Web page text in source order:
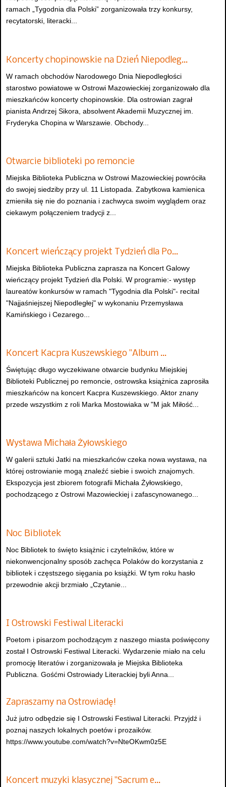
ramach „Tygodnia dla Polski” zorganizowała trzy konkursy,
recytatorski, literacki...
Koncerty chopinowskie na Dzień Niepodleg…
W ramach obchodów Narodowego Dnia Niepodległości
starostwo powiatowe w Ostrowi Mazowieckiej zorganizowało dla
mieszkańców koncerty chopinowskie. Dla ostrowian zagrał
pianista Andrzej Sikora, absolwent Akademii Muzycznej im.
Fryderyka Chopina w Warszawie. Obchody...
Otwarcie biblioteki po remoncie
Miejska Biblioteka Publiczna w Ostrowi Mazowieckiej powróciła
do swojej siedziby przy ul. 11 Listopada. Zabytkowa kamienica
zmieniła się nie do poznania i zachwyca swoim wyglądem oraz
ciekawym połączeniem tradycji z...
Koncert wieńczący projekt Tydzień dla Po…
Miejska Biblioteka Publiczna zaprasza na Koncert Galowy
wieńczący projekt Tydzień dla Polski. W programie:- występ
laureatów konkursów w ramach "Tygodnia dla Polski"- recital
"Najjaśniejszej Niepodległej" w wykonaniu Przemysława
Kamińskiego i Cezarego...
Koncert Kacpra Kuszewskiego "Album …
Świętując długo wyczekiwane otwarcie budynku Miejskiej
Biblioteki Publicznej po remoncie, ostrowska książnica zaprosiła
mieszkańców na koncert Kacpra Kuszewskiego. Aktor znany
przede wszystkim z roli Marka Mostowiaka w "M jak Miłość...
Wystawa Michała Żyłowskiego
W galerii sztuki Jatki na mieszkańców czeka nowa wystawa, na
której ostrowianie mogą znaleźć siebie i swoich znajomych.
Ekspozycja jest zbiorem fotografii Michała Żyłowskiego,
pochodzącego z Ostrowi Mazowieckiej i zafascynowanego...
Noc Bibliotek
Noc Bibliotek to święto książnic i czytelników, które w
niekonwencjonalny sposób zachęca Polaków do korzystania z
bibliotek i częstszego sięgania po książki. W tym roku hasło
przewodnie akcji brzmiało „Czytanie...
I Ostrowski Festiwal Literacki
Poetom i pisarzom pochodzącym z naszego miasta poświęcony
został I Ostrowski Festiwal Literacki. Wydarzenie miało na celu
promocję literatów i zorganizowała je Miejska Biblioteka
Publiczna. Gośćmi Ostrowiady Literackiej byli Anna...
Zapraszamy na Ostrowiadę!
Już jutro odbędzie się I Ostrowski Festiwal Literacki. Przyjdź i
poznaj naszych lokalnych poetów i prozaików.
https://www.youtube.com/watch?v=NteOKwm0z5E
Koncert muzyki klasycznej "Sacrum e…